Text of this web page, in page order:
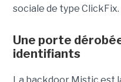
sociale de type ClickFix.
Une porte
identifiants